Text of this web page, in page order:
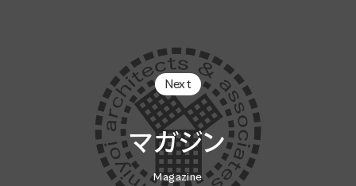
Next
マガジン
Magazine